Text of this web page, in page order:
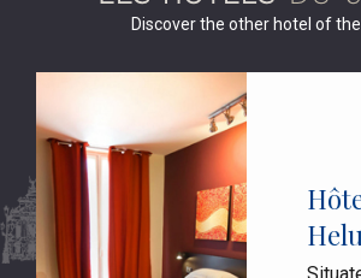
Discover the other hotel of